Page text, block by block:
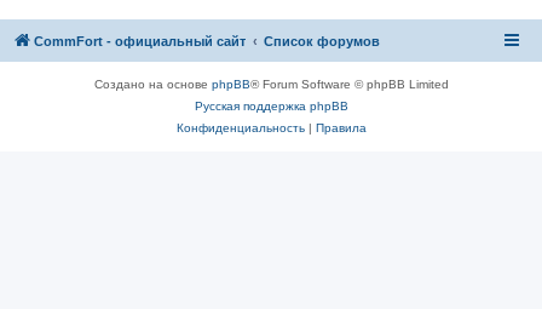
CommFort - официальный сайт Список форумов
Создано на основе phpBB® Forum Software © phpBB Limited
Русская поддержка phpBB
Конфиденциальность| Правила